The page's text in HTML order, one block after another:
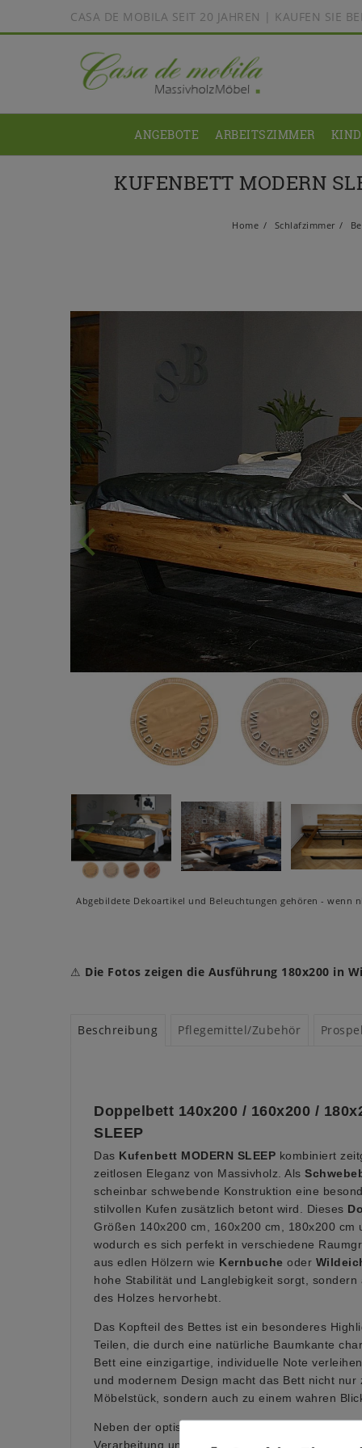
CASA DE MOBILA SEIT 20 JAHREN | KAUFEN SIE
ANGEBOTE ARBEITSZIMMER
KUFENBETT MODERN
Home Schlafzimmer
Abgebildete Dekoartikel und Beleuchtungen gehören - wenn
⚠ Die Fotos zeigen die Ausführung 180x200 in
Beschreibung Pflegemittel/Zubehör
Doppelbett 140x200 / 160x200 /
SLEEP
Das Kufenbett MODERN SLEEP kombiniert
zeitlosen Eleganz von Massivholz. Als
scheinbar schwebende Konstruktion eine
stilvollen Kufen zusätzlich betont wird. Dieses
Größen 140x200 cm, 160x200 cm, 180x200 cm
wodurch es sich perfekt in verschiedene
aus edlen Hölzern wie Kernbuche oder
hohe Stabilität und Langlebigkeit sorgt,
des Holzes hervorhebt.
Das Kopfteil des Bettes ist ein besonderes
Teilen, die durch eine natürliche Baumkante
Bett eine einzigartige, individuelle Note
und modernem Design macht das Bett nicht nur
Möbelstück, sondern auch zu einem wahren
Neben der optischen Eleganz überzeugt das
Verarbeitung und die hohe Materialqualität, die